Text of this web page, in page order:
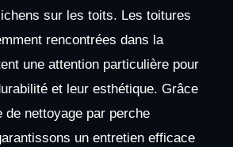
sur les toits. Les toitures
rencontrées dans la
une attention particulière pour
et leur esthétique. Grâce
de nettoyage par perche
un entretien efficace